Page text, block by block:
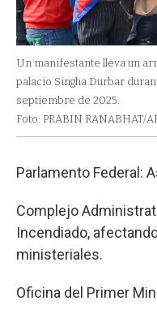
Un manifestante lleva un
palacio Singha Durbar
septiembre de 2025.
Foto: PRABIN RANABHAT/
Parlamento Federal:
Complejo
Incendiado,
ministeriales.
Oficina del Primer